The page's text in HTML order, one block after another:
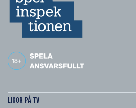
Ligor på TV